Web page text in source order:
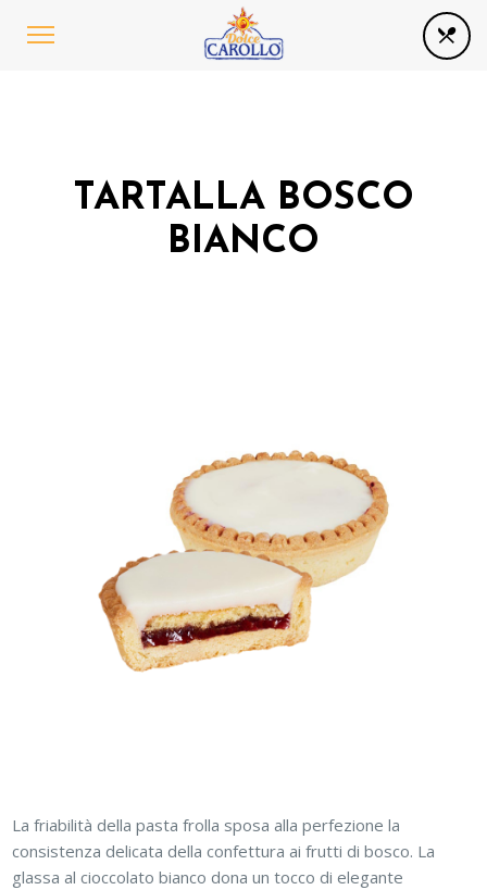
TARTALLA BOSCO
BIANCO
La friabilità della pasta frolla sposa alla perfezione la
consistenza delicata della confettura ai frutti di bosco. La
glassa al cioccolato bianco dona un tocco di elegante